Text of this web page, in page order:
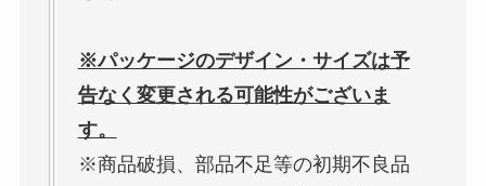
※パッケージのデザイン・サイズは予
告なく変更される可能性がございま
す。
※商品破損、部品不足等の初期不良品